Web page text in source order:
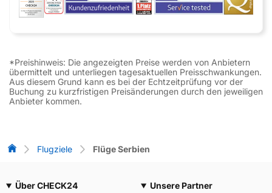
*Preishinweis: Die angezeigten Preise werden von Anbietern
übermittelt und unterliegen tagesaktuellen Preisschwankungen.
Aus diesem Grund kann es bei der Echtzeitprüfung vor der
Buchung zu kurzfristigen Preisänderungen durch den jeweiligen
Anbieter kommen.
Flug-Vergleich
Flugziele Flüge Serbien
Über CHECK24
Unsere Partner